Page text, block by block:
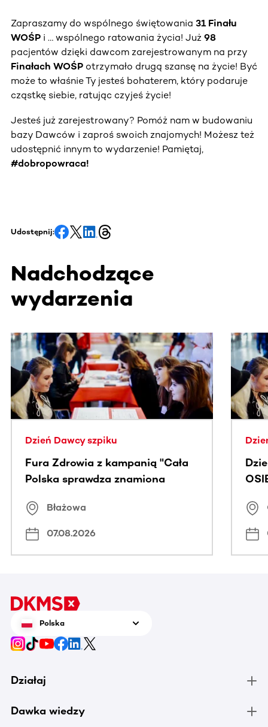
Zapraszamy do wspólnego świętowania 31 Finału
WOŚP i … wspólnego ratowania życia! Już 98
pacjentów dzięki dawcom zarejestrowanym na przy
Finałach WOŚP otrzymało drugą szansę na życie! Być
może to właśnie Ty jesteś bohaterem, który podaruje
cząstkę siebie, ratując czyjeś życie!
Jesteś już zarejestrowany? Pomóż nam w budowaniu
bazy Dawców i zaproś swoich znajomych! Możesz też
udostępnić innym to wydarzenie! Pamiętaj,
#dobropowraca!
Udostępnij:
Nadchodzące
wydarzenia
Ta sekcja zawiera treści przewijane w poziomie. Użyj
Dzień Dawcy szpiku
Fura Zdrowia z kampanią "Cała
Polska sprawdza znamiona
Błażowa
07.08.2026
Polska
Działaj
Dawka wiedzy